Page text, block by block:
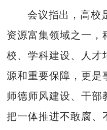
会议指出，高校
资源富集领域之一，
校、学科建设、人才
源和重要保障，更是
师德师风建设、干部
把一体推进不敢腐、